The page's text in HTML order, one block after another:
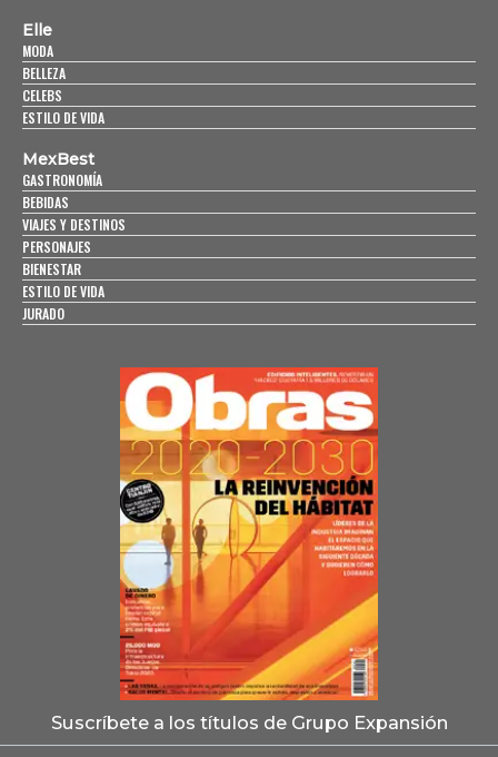
Elle
MODA
BELLEZA
CELEBS
ESTILO DE VIDA
MexBest
GASTRONOMÍA
BEBIDAS
VIAJES Y DESTINOS
PERSONAJES
BIENESTAR
ESTILO DE VIDA
JURADO
Suscríbete a los títulos de Grupo Expansión